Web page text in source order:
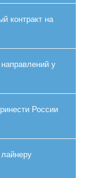
контракт на
у
России